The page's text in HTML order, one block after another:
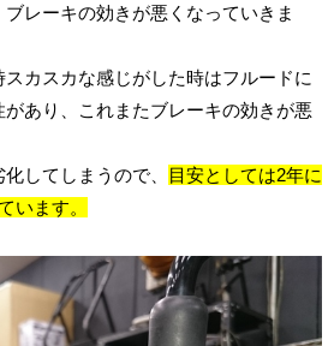
レーキの効きが悪くなっていきま
カスカな感じがした時はフルードに
あり、これまたブレーキの効きが悪
してしまうので、
目安としては2年に
います。